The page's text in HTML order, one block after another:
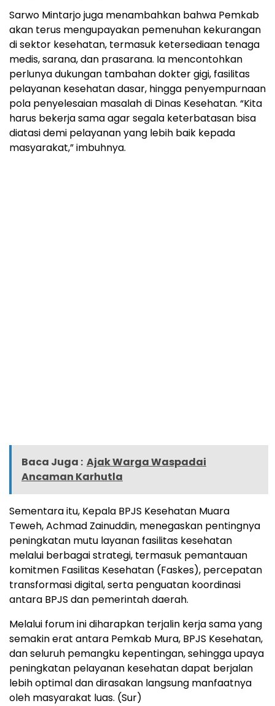
Sarwo Mintarjo juga menambahkan bahwa Pemkab
akan terus mengupayakan pemenuhan kekurangan
di sektor kesehatan, termasuk ketersediaan tenaga
medis, sarana, dan prasarana. Ia mencontohkan
perlunya dukungan tambahan dokter gigi, fasilitas
pelayanan kesehatan dasar, hingga penyempurnaan
pola penyelesaian masalah di Dinas Kesehatan. “Kita
harus bekerja sama agar segala keterbatasan bisa
diatasi demi pelayanan yang lebih baik kepada
masyarakat,” imbuhnya.
Baca Juga : Ajak Warga Waspadai
Ancaman Karhutla
Sementara itu, Kepala BPJS Kesehatan Muara
Teweh, Achmad Zainuddin, menegaskan pentingnya
peningkatan mutu layanan fasilitas kesehatan
melalui berbagai strategi, termasuk pemantauan
komitmen Fasilitas Kesehatan (Faskes), percepatan
transformasi digital, serta penguatan koordinasi
antara BPJS dan pemerintah daerah.
Melalui forum ini diharapkan terjalin kerja sama yang
semakin erat antara Pemkab Mura, BPJS Kesehatan,
dan seluruh pemangku kepentingan, sehingga upaya
peningkatan pelayanan kesehatan dapat berjalan
lebih optimal dan dirasakan langsung manfaatnya
oleh masyarakat luas. (Sur)